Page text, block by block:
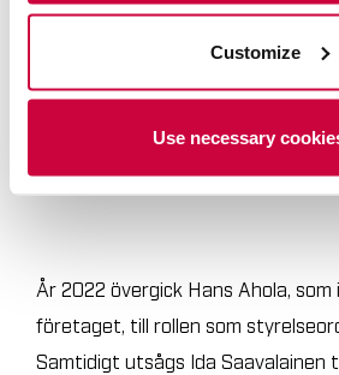
Customize
Use necessary
Generationsväxling
framtidsutsikter
År 2022 övergick Hans Ahola,
företaget, till rollen som
Samtidigt utsågs Ida Saavalainen